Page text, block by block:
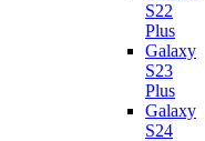
S22
Plus
Galaxy
S23
Plus
Galaxy
S24